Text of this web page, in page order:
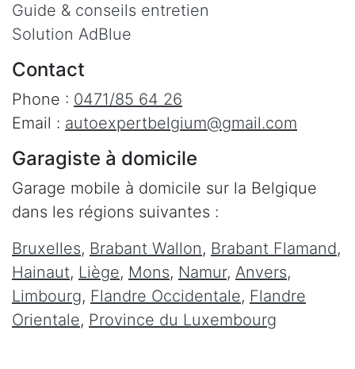
Guide & conseils entretien
Solution AdBlue
Contact
Phone : 0471/85 64 26
Email : autoexpertbelgium@gmail.com
Garagiste à domicile
Garage mobile à domicile sur la Belgique
dans les régions suivantes :
Bruxelles, Brabant Wallon, Brabant Flamand,
Hainaut, Liège, Mons, Namur, Anvers,
Limbourg, Flandre Occidentale, Flandre
Orientale, Province du Luxembourg